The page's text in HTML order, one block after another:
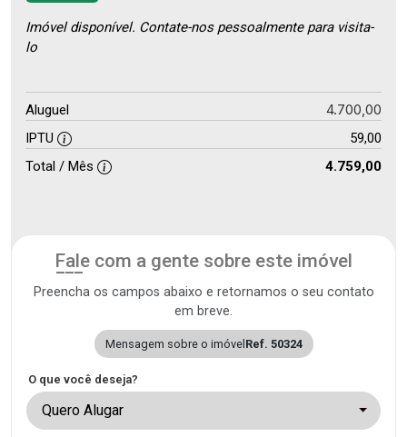
Imóvel disponível. Contate-nos pessoalmente para visita-
lo
Aluguel 4.700,00
IPTU
59,00
Total / Mês
4.759,00
Fale com a gente sobre este imóvel
Preencha os campos abaixo e retornamos o seu contato
em breve.
Mensagem sobre o imóvelRef. 50324
O que você deseja?
Quero Alugar